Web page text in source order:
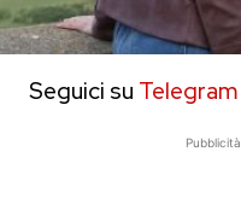
Seguici su Telegram
Pubblicità